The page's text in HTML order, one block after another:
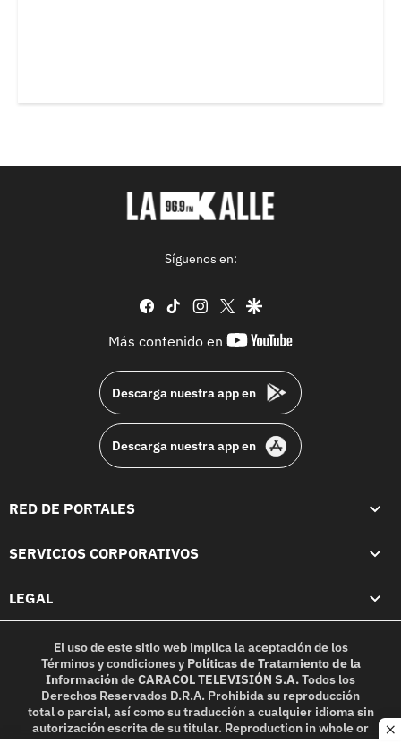
Síguenos en:
facebook
tiktok instagram
twittergoogle
Más contenido en
youtube-
Descarga nuestra app en
Descarga nuestra app en
RED DE PORTALES
SERVICIOS CORPORATIVOS
LEGAL
El uso de este sitio web implica la aceptación de los
Términos y condicionesy Políticas de Tratamiento de la
InformacióndeCARACOL TELEVISIÓN S.A.Todos los
Derechos Reservados D.R.A. Prohibida su reproducción
total o parcial, así como su traducción a cualquier idioma sin
autorización escrita de su titular. Reproduction in whole or